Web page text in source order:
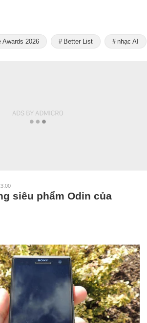
Awards 2026 Better List nhạc AI
siêu phẩm Odin của